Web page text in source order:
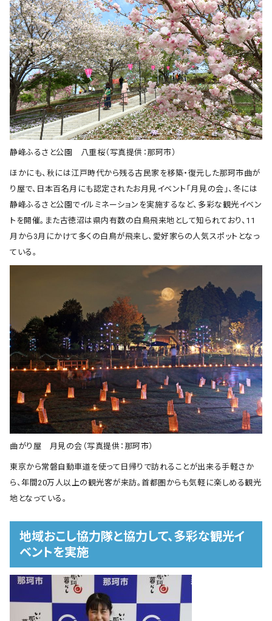
静峰ふるさと公園 八重桜（写真提供：那珂市）
ほかにも、秋には江戸時代から残る古民家を移築・復元した那珂市曲が
り屋で、日本百名月にも認定されたお月見イベント「月見の会」、冬には
静峰ふるさと公園でイルミネーションを実施するなど、多彩な観光イベン
トを開催。また古徳沼は県内有数の白鳥飛来地として知られており、11
月から3月にかけて多くの白鳥が飛来し、愛好家らの人気スポットとなっ
ている。
曲がり屋 月見の会（写真提供：那珂市）
東京から常磐自動車道を使って日帰りで訪れることが出来る手軽さか
ら、年間20万人以上の観光客が来訪。首都圏からも気軽に楽しめる観光
地となっている。
地域おこし協力隊と協力して、多彩な観光イ
ベントを実施